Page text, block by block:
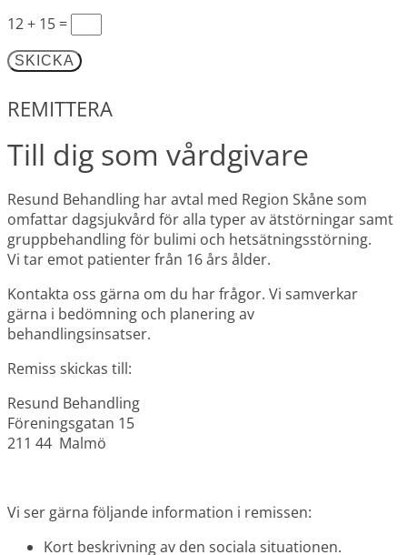
12 + 15 =
SKICKA
REMITTERA
Till dig som vårdgivare
Resund Behandling har avtal med Region Skåne som
omfattar dagsjukvård för alla typer av ätstörningar samt
gruppbehandling för bulimi och hetsätningsstörning.
Vi tar emot patienter från 16 års ålder.
Kontakta oss gärna om du har frågor. Vi samverkar
gärna i bedömning och planering av
behandlingsinsatser.
Remiss skickas till:
Resund Behandling
Föreningsgatan 15
211 44 Malmö
Vi ser gärna följande information i remissen:
Kort beskrivning av den sociala situationen.